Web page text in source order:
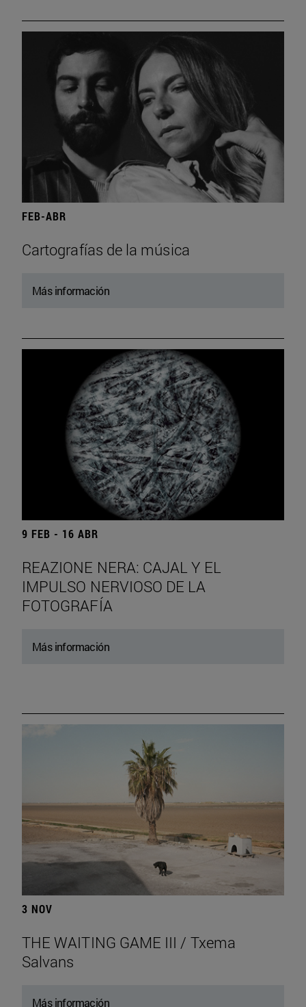
FEB-ABR
Cartografías de la música
Más información
9 FEB - 16 ABR
REAZIONE NERA: CAJAL Y EL
IMPULSO NERVIOSO DE LA
FOTOGRAFÍA
Más información
3 NOV
THE WAITING GAME III / Txema
Salvans
Más información